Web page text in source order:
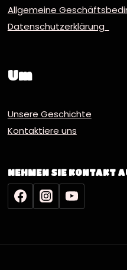
Allgemeine
Datenschutzerklärung
Um
Unsere Geschichte
Kontaktiere uns
NEHMEN SIE KONTAKT